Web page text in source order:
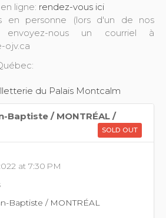
ligne: rendez-vous ici
en personne (lors d'un de nos
envoyez-nous un courriel à
ojv.ca
du Palais Montcalm
Baptiste / MONTRÉAL /
SOLD OUT
at 7:30 PM
Baptiste / MONTRÉAL